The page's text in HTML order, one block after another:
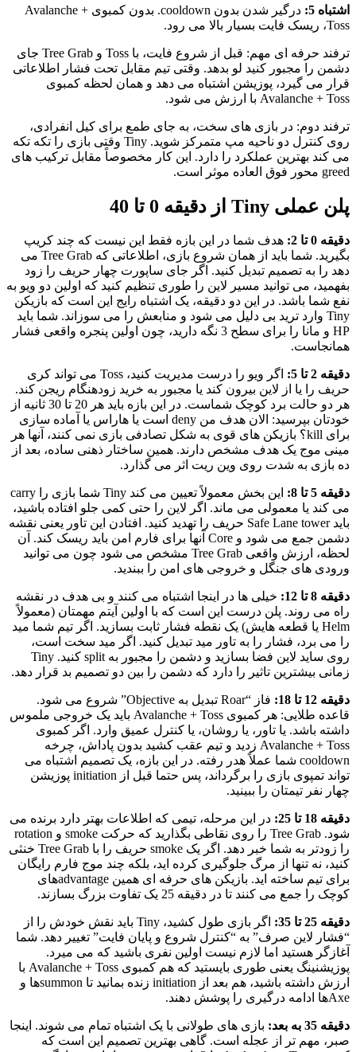
اشتباه 5:
درگیر شدن بدون cooldown. بدون کمبوی Avalanche +
Toss، ریسک فایت بسیار بالا می رود.
ترفند حرفه ای مهم: قبل از شروع فایت، با Toss و Tree Grab جای
دشمن را مجبور کنید لو بدهد. وقتی تیم مقابل تحت فشار اطلاعاتی
قرار می گیرد، پوزیشن اشتباه می دهد و همان لحظه کمبوی
Avalanche + Toss با ارزش می شود.
ترفند دوم: در بازی های سخت، به جای طمع برای کیل انفرادی،
روی کنترل دو ناحیه مپ متمرکز شوید. Tiny وقتی بازی را تکه تکه
می کند بهترین عملکرد را دارد. این کار مخصوصاً مقابل ترکیب های
greed محور فوق العاده موثر است.
پلن عملی Tiny از دقیقه 0 تا 40
دقیقه 0 تا 2:
هدف شما در این بازه فقط این نیست که چند کریپ
بگیرید. شما باید از همان شروع بازی، اطلاعاتی که Tree Grab می
دهد را به تصمیم تبدیل کنید. اگر جای ساپورت چهار حریف را زود
بفهمید، می توانید مسیر لاین را طوری تنظیم کنید که اولین دو ویو به
نفع شما باشد. در این دو دقیقه، یک اشتباه رایج این است که بازیکن
Tiny وارد ترید بی دلیل می شود و منابعش را می سوزاند. شما باید
HP و مانا را برای سطح 3 نگه دارید، چون اولین پنجره واقعی فشار
همانجاست.
دقیقه 2 تا 5:
اگر ویو را درست مدیریت کنید، Toss می تواند کری
حریف را یا از لاین بیرون کند یا مجبور به خرید زودهنگام ریجن کند.
هر دو حالت برد کوچک شماست. در این بازه باید هر 20 تا 30 ثانیه از
خودتان بپرسید: الان هدف من deny است یا هاراس یا آماده سازی
برای kill؟ بازیکن های قوی به شکل تصادفی بازی نمی کنند، آنها هر
مینی موج یک هدف مشخص دارند. همین ساختار ذهنی ساده، بعد از
ده بازی به شدت روی وین ریت اثر می گذارد.
دقیقه 5 تا 8:
این بخش معمولاً تعیین می کند Tiny شما بازی را carry
می کند یا معمولی می ماند. اگر لاین را حتی کمی جلو افتاده باشید،
باید Safe Lane tower حریف را تهدید کنید. افتادن این تاور یعنی نقشه
دشمن جمع می شود و Core آنها برای فارم امن باید ریسک کند. آن
لحظه، ارزش واقعی Tree Grab مشخص می شود چون می توانید
ورودی های جنگل و خروجی های امن را ببندید.
دقیقه 8 تا 12:
خیلی ها در اینجا اشتباه می کنند و بی هدف در نقشه
راه می روند. پلن درست این است که با اولین آیتم مهمتان (معمولاً
Helm یا قطعه هایش) یک نقطه فشار ثابت بسازید. اگر تیم شما مید
را می برد، فشار را به تاور مید تبدیل کنید. اگر مید سخت است،
روی سايد لاین فضا بسازید و دشمن را مجبور به split کنید. Tiny
زمانی بیشترین تاثیر را دارد که دشمن را بین دو تصمیم بد قرار دهد.
دقیقه 12 تا 18:
فاز “Roar تبدیل به Objective” شروع می شود.
قاعده طلایی: هر کمبوی Avalanche + Toss باید یک خروجی ملموس
داشته باشد. یا تاور، یا روشان، یا کنترل عمیق وارد. اگر کمبوی
Avalanche + Toss زدید و تیم عقب کشید بدون پاداش، چرخه
cooldown شما عملاً هدر رفته. در این بازه، یک تصمیم اشتباه می
تواند تمپوی بازی را برگرداند، پس حتما قبل از initiation پوزیشن
چهار نفر تیمتان را ببینید.
دقیقه 18 تا 25:
در این مرحله، تیمی که اطلاعات بهتر دارد برنده می
شود. Tree Grab را روی نقاطی بگذارید که حرکت smoke و rotation
را زودتر به شما خبر دهد. اگر یک smoke حریف را با Tree Grab خنثی
کنید، نه تنها از مرگ جلوگیری کرده اید، بلکه چند موج فارم رایگان
برای تیم ساخته اید. بازیکن های حرفه ای همین advantageهای
کوچک را جمع می کنند تا در دقیقه 25 یک تفاوت بزرگ بسازند.
دقیقه 25 تا 35:
اگر بازی طول کشید، Tiny باید نقش خودش را از
“فشار لاین صرف” به “کنترل شروع و پایان فایت” تغییر دهد. شما
آغازگر هستید اما لازم نیست اولین نفری باشید که می میرد.
پوزیشنینگ یعنی طوری بایستید که هم کمبوی Avalanche + Toss با
ارزش داشته باشید، هم بعد از initiation زنده بمانید تا summonها و
Axeها ادامه درگیری را پوشش دهند.
دقیقه 35 به بعد:
بازی های طولانی با یک اشتباه تمام می شوند. اینجا
صبر، مهم تر از عجله است. گاهی بهترین تصمیم این است که